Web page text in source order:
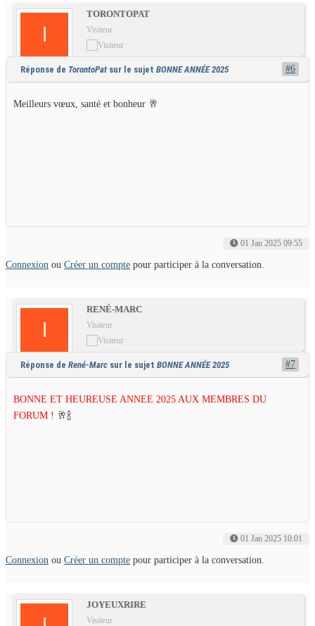
TORONTOPAT
Visiteur
Réponse de TorontoPat sur le sujet BONNE ANNÉE 2025
Meilleurs vœux, santé et bonheur 🥂
01 Jan 2025 09:55
#6
Connexion ou Créer un compte pour participer à la conversation.
RENÉ-MARC
Visiteur
Réponse de René-Marc sur le sujet BONNE ANNÉE 2025
BONNE ET HEUREUSE ANNEE 2025 AUX MEMBRES DU
FORUM ! 🥂🍾
01 Jan 2025 10:01
#7
Connexion ou Créer un compte pour participer à la conversation.
JOYEUXRIRE
Visiteur